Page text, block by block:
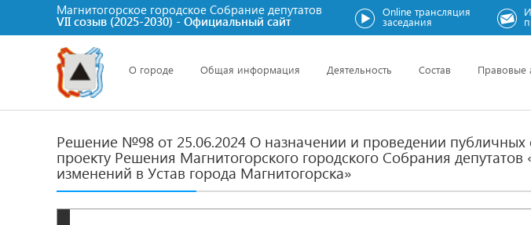
Магнитогорское городское Cобрание депутатов
VII созыв (2025-2030) - Официальный сайт
Online трансляция
заседания
О городе Общая информация Деятельность Состав Правовые
Решение №98 от 25.06.2024 О назначении и проведении
проекту Решения Магнитогорского городского Собрания
изменений в Устав города Магнитогорска»